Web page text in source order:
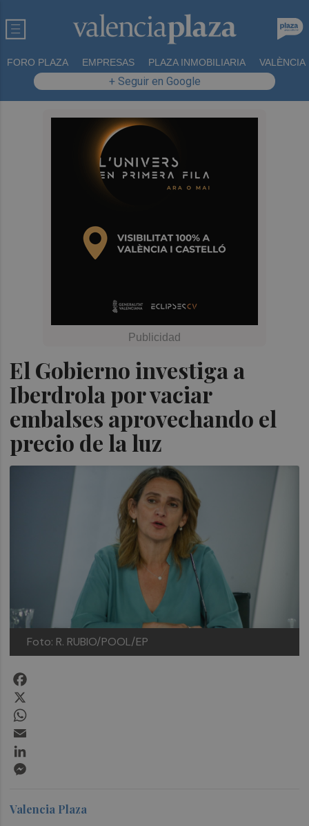
FORO PLAZA EMPRESAS PLAZA INMOBILIARIA VALÈNCIA
+ Seguir en Google
El Gobierno investiga a
Iberdrola por vaciar
embalses aprovechando el
precio de la luz
Foto: R. RUBIO/POOL/EP
Valencia Plaza